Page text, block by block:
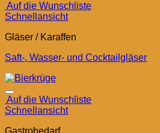
Auf die Wunschliste
Schnellansicht
Gläser / Karaffen
Saft-, Wasser- und Cocktailgläser
Auf die Wunschliste
Schnellansicht